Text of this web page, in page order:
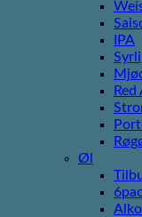
IPA
Øl